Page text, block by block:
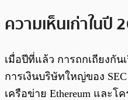
ความเห็นเก่าในปี
เมื่อปีที่แล้ว การถกเถียงกัน
การเงินบริษัทใหญ่ของ
เครือข่าย Ethereum และโ